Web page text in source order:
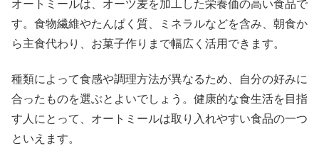
オートミールは、オーツ麦を加工した栄養価の高い食品で
す。食物繊維やたんぱく質、ミネラルなどを含み、朝食か
ら主食代わり、お菓子作りまで幅広く活用できます。
種類によって食感や調理方法が異なるため、自分の好みに
合ったものを選ぶとよいでしょう。健康的な食生活を目指
す人にとって、オートミールは取り入れやすい食品の一つ
といえます。